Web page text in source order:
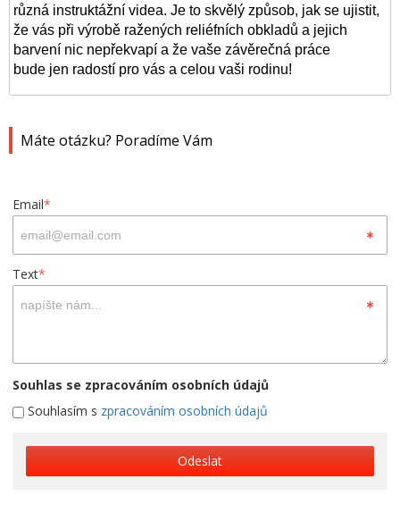
Máte otázku? Poradíme Vám
Email*
Text*
Souhlas se zpracováním osobních údajů
Souhlasím s zpracováním osobních údajů
Odeslat
různá instruktážní videa. Je to skvělý způsob, jak se ujistit,
že vás při výrobě ražených reliéfních obkladů a jejich
barvení nic nepřekvapí a že vaše závěrečná práce
bude jen radostí pro vás a celou vaši rodinu!